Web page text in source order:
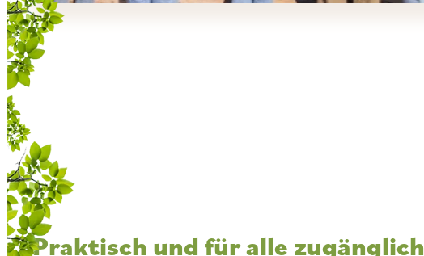
Praktisch und für alle zugänglich